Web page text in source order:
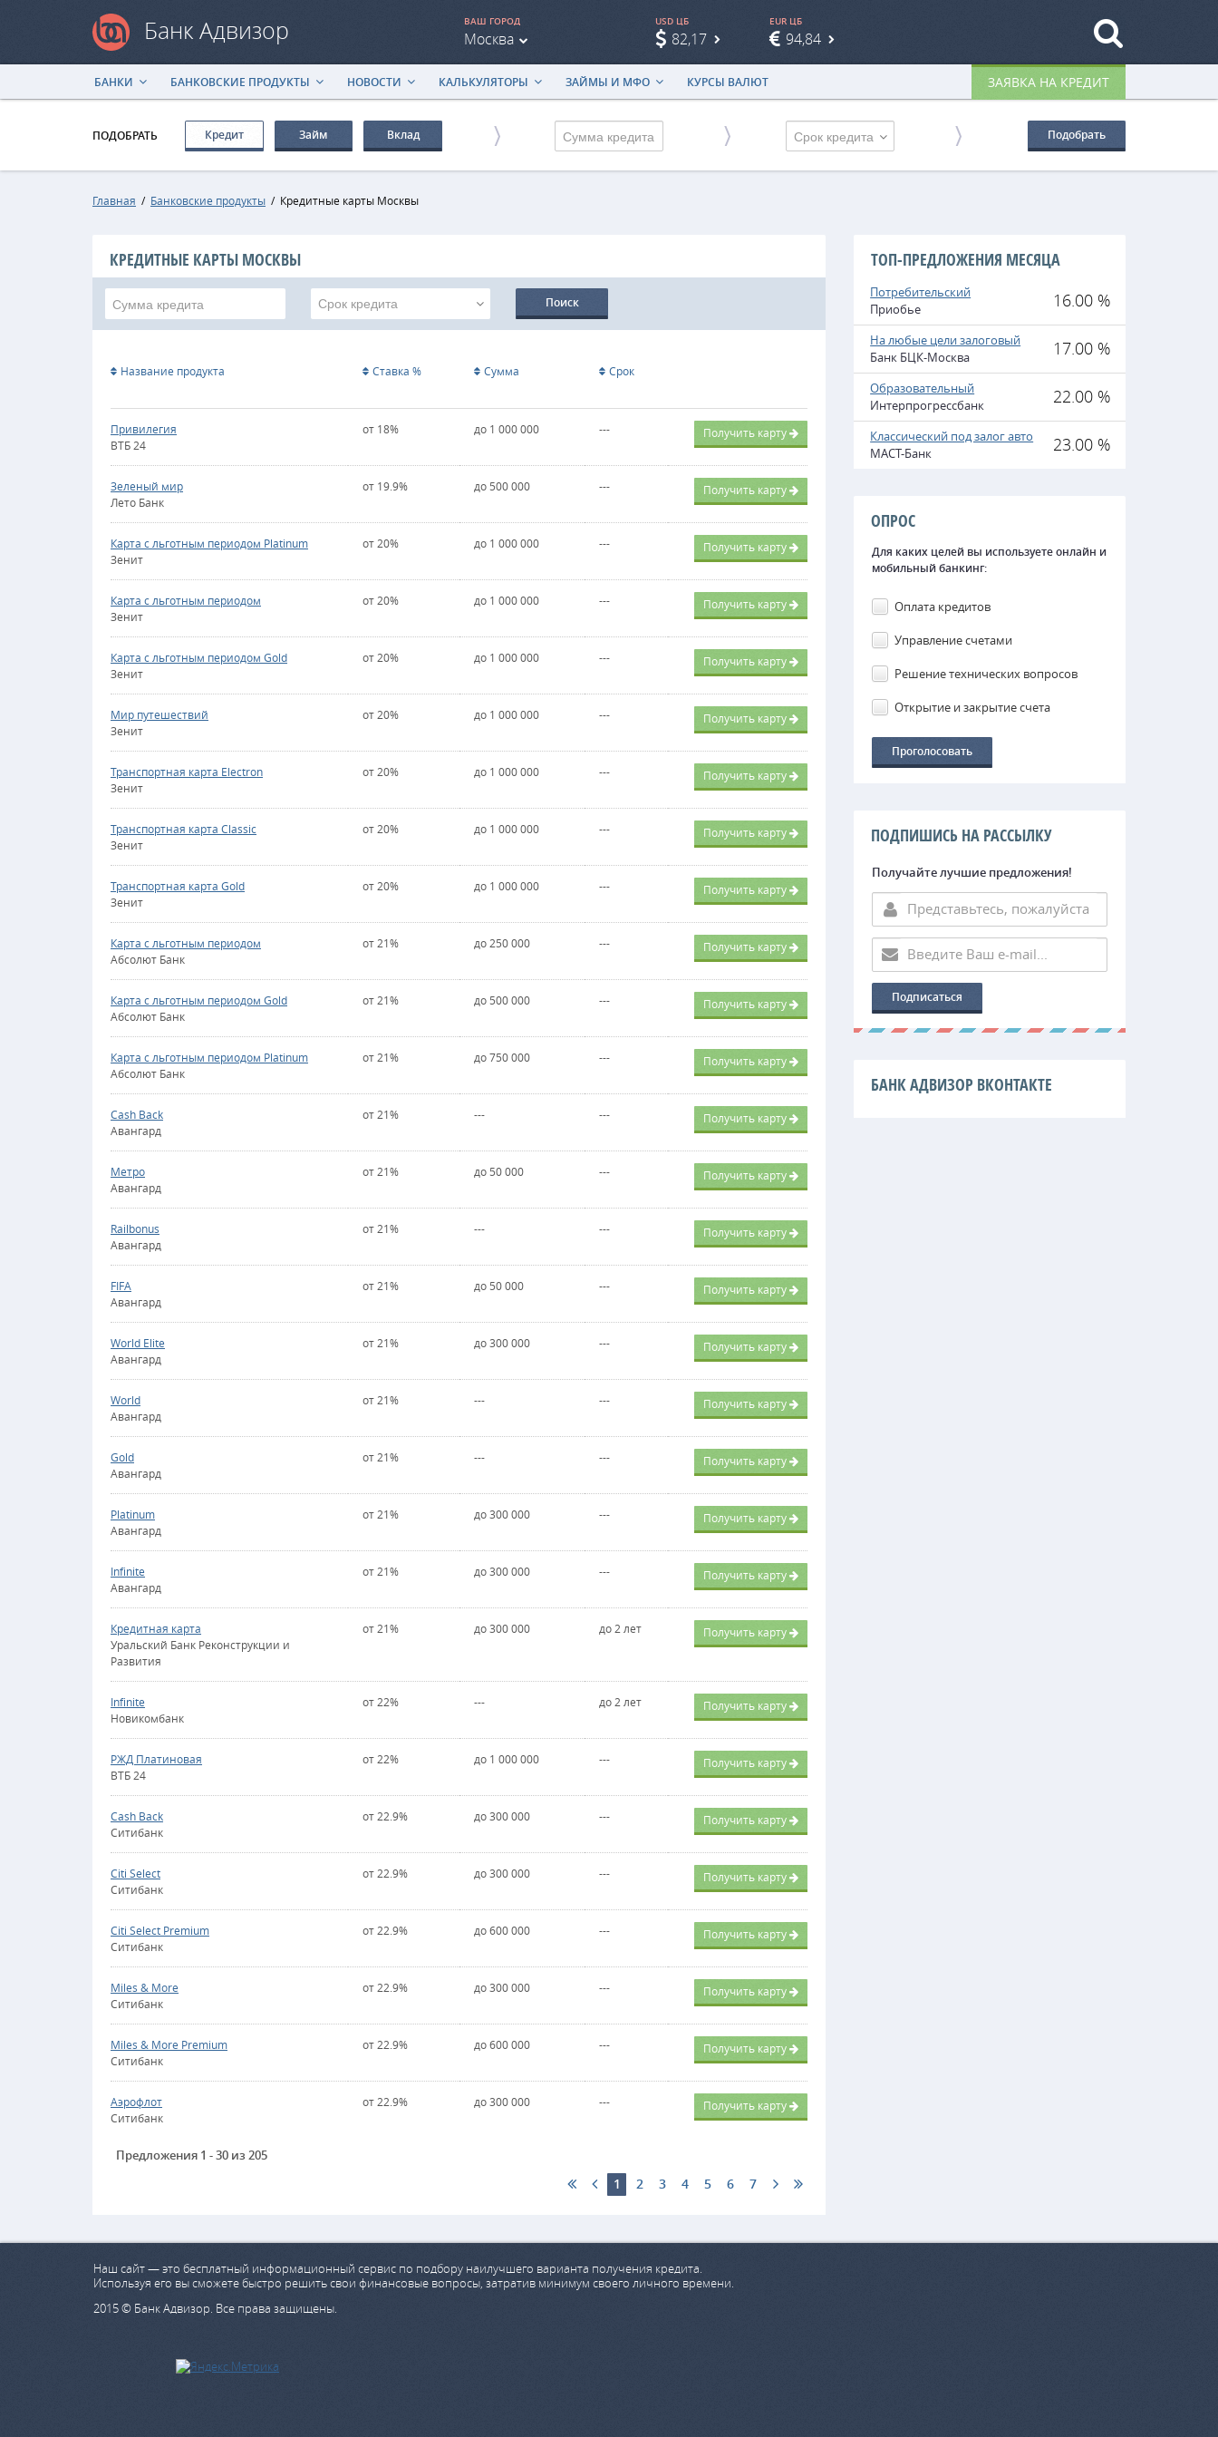
Банк Адвизор
ЗАЯВКА НА КРЕДИТ
БАНКИ БАНКОВСКИЕ ПРОДУКТЫ НОВОСТИ КАЛЬКУЛЯТОРЫ ЗАЙМЫ И МФО КУРСЫ ВАЛЮТ
ВАШ ГОРОД
Москва
USD ЦБ
82,17
EUR ЦБ
94,84
ПОДОБРАТЬ Кредит Займ Вклад Срок кредита Подобрать
Главная / Банковские продукты / Кредитные карты Москвы
КРЕДИТНЫЕ КАРТЫ МОСКВЫ
Срок кредита Поиск
Название продукта Ставка % Сумма Срок
Привилегия
ВТБ 24
от 18% до 1 000 000 --- Получить карту
Зеленый мир
Лето Банк
от 19.9% до 500 000 --- Получить карту
Карта с льготным периодом Platinum
Зенит
от 20% до 1 000 000 --- Получить карту
Карта с льготным периодом
Зенит
от 20% до 1 000 000 --- Получить карту
Карта с льготным периодом Gold
Зенит
от 20% до 1 000 000 --- Получить карту
Мир путешествий
Зенит
от 20% до 1 000 000 --- Получить карту
Транспортная карта Electron
Зенит
от 20% до 1 000 000 --- Получить карту
Транспортная карта Classic
Зенит
от 20% до 1 000 000 --- Получить карту
Транспортная карта Gold
Зенит
от 20% до 1 000 000 --- Получить карту
Карта с льготным периодом
Абсолют Банк
от 21% до 250 000 --- Получить карту
Карта с льготным периодом Gold
Абсолют Банк
от 21% до 500 000 --- Получить карту
Карта с льготным периодом Platinum
Абсолют Банк
от 21% до 750 000 --- Получить карту
Cash Back
Авангард
от 21% --- --- Получить карту
Метро
Авангард
от 21% до 50 000 --- Получить карту
Railbonus
Авангард
от 21% --- --- Получить карту
FIFA
Авангард
от 21% до 50 000 --- Получить карту
World Elite
Авангард
от 21% до 300 000 --- Получить карту
World
Авангард
от 21% --- --- Получить карту
Gold
Авангард
от 21% --- --- Получить карту
Platinum
Авангард
от 21% до 300 000 --- Получить карту
Infinite
Авангард
от 21% до 300 000 --- Получить карту
Кредитная карта
Уральский Банк Реконструкции и
Развития
от 21% до 300 000 до 2 лет Получить карту
Infinite
Новикомбанк
от 22% --- до 2 лет Получить карту
РЖД Платиновая
ВТБ 24
от 22% до 1 000 000 --- Получить карту
Cash Back
Ситибанк
от 22.9% до 300 000 --- Получить карту
Citi Select
Ситибанк
от 22.9% до 300 000 --- Получить карту
Citi Select Premium
Ситибанк
от 22.9% до 600 000 --- Получить карту
Miles & More
Ситибанк
от 22.9% до 300 000 --- Получить карту
Miles & More Premium
Ситибанк
от 22.9% до 600 000 --- Получить карту
Аэрофлот
Ситибанк
от 22.9% до 300 000 --- Получить карту
Предложения 1 - 30 из 205
1 2 3 4 5 6 7
ТОП-ПРЕДЛОЖЕНИЯ МЕСЯЦА
Потребительский
Приобье
16.00 %
На любые цели залоговый
Банк БЦК-Москва
17.00 %
Образовательный
Интерпрогрессбанк
22.00 %
Классический под залог авто
МАСТ-Банк
23.00 %
ОПРОС
Для каких целей вы используете онлайн и
мобильный банкинг:
Оплата кредитов
Управление счетами
Решение технических вопросов
Открытие и закрытие счета
ПОДПИШИСЬ НА РАССЫЛКУ
Получайте лучшие предложения!
БАНК АДВИЗОР ВКОНТАКТЕ
Наш сайт — это бесплатный информационный сервис по подбору наилучшего варианта получения кредита.
Используя его вы сможете быстро решить свои финансовые вопросы, затратив минимум своего личного времени.
2015 © Банк Адвизор. Все права защищены.